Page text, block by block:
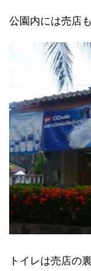
公園内には売店も
トイレは売店の